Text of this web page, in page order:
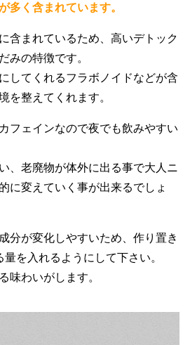
多く含まれています。
含まれているため、高いデトック
みの特徴です。
してくれるフラボノイドなどが含
を整えてくれます。
フェインなので夜でも飲みやすい
、老廃物が体外に出る事で大人ニ
に変えていく事が出来るでしょ
分が変化しやすいため、作り置き
を入れるようにして下さい。
味わいがします。